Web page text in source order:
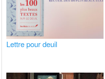
Lettre pour deuil